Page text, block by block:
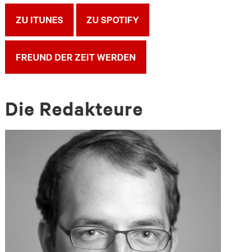
ZU ITUNES ZU SPOTIFY
FREUND DER ZEIT WERDEN
Die Re­dak­teu­re